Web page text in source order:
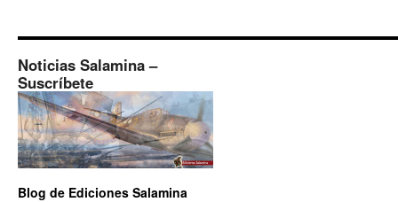
Noticias Salamina –
Suscríbete
Blog de Ediciones Salamina